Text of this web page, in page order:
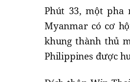
Phút 33, một pha
Myanmar có cơ
khung thành thủ
Philippines được